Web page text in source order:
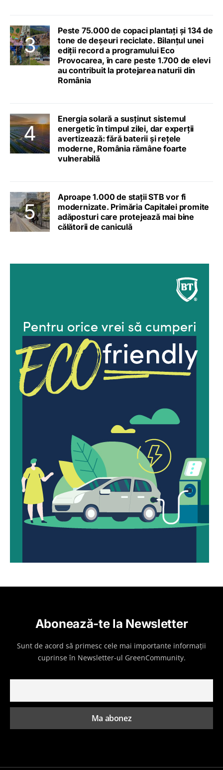
Peste 75.000 de copaci plantați și 134 de
tone de deșeuri reciclate. Bilanțul unei
ediții record a programului Eco
Provocarea, în care peste 1.700 de elevi
au contribuit la protejarea naturii din
România
Energia solară a susținut sistemul
energetic în timpul zilei, dar experții
avertizează: fără baterii și rețele
moderne, România rămâne foarte
vulnerabilă
Aproape 1.000 de stații STB vor fi
modernizate. Primăria Capitalei promite
adăposturi care protejează mai bine
călătorii de caniculă
Abonează-te la Newsletter
Sunt de acord să primesc cele mai importante informații
cuprinse în Newsletter-ul GreenCommunity.